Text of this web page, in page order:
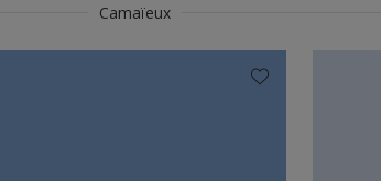
Camaïeux